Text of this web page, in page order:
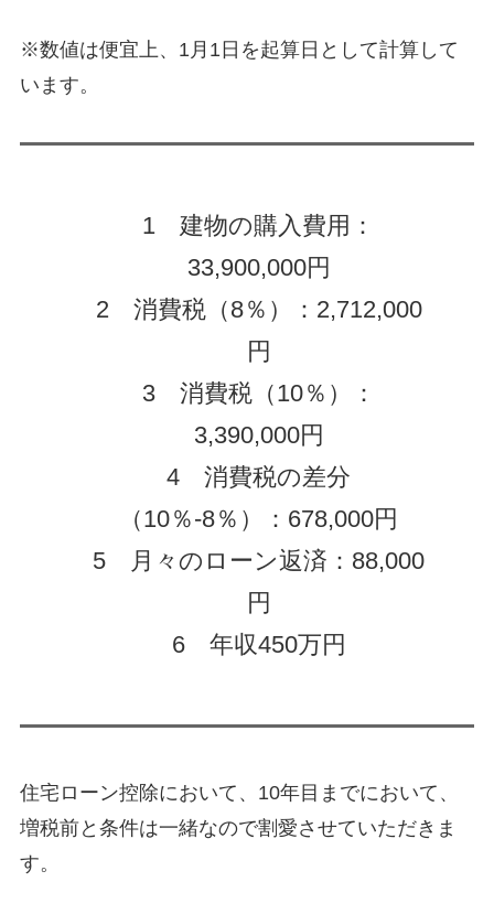
※数値は便宜上、1月1日を起算日として計算して
います。
1 建物の購入費用：
33,900,000円
2 消費税（8％）：2,712,000
円
3 消費税（10％）：
3,390,000円
4 消費税の差分
（10％-8％）：678,000円
5 月々のローン返済：88,000
円
6 年収450万円
住宅ローン控除において、10年目までにおいて、
増税前と条件は一緒なので割愛させていただきま
す。